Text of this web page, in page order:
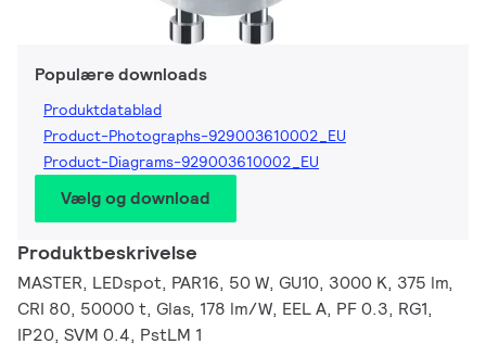
Populære downloads
Produktdatablad
Product-Photographs-929003610002_EU
Product-Diagrams-929003610002_EU
Vælg og download
Produktbeskrivelse
MASTER, LEDspot, PAR16, 50 W, GU10, 3000 K, 375 lm,
CRI 80, 50000 t, Glas, 178 lm/W, EEL A, PF 0.3, RG1,
IP20, SVM 0.4, PstLM 1